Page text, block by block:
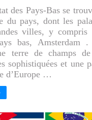
des Pays-Bas se
du pays, dont les
villes, y
bas, Amsterdam .
terre de champs
sophistiquées et une
d’Europe …